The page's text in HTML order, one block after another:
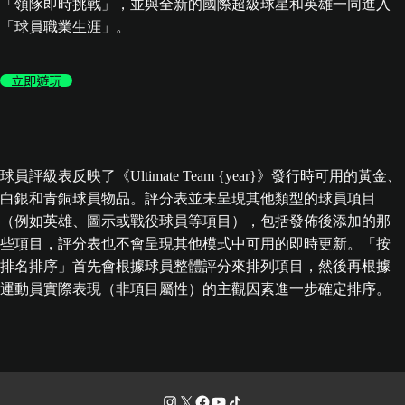
「領隊即時挑戰」，並與全新的國際超級球星和英雄一同進入
「球員職業生涯」。
立即遊玩
球員評級表反映了《Ultimate Team {year}》發行時可用的黃金、
白銀和青銅球員物品。評分表並未呈現其他類型的球員項目
（例如英雄、圖示或戰役球員等項目），包括發佈後添加的那
些項目，評分表也不會呈現其他模式中可用的即時更新。「按
排名排序」首先會根據球員整體評分來排列項目，然後再根據
運動員實際表現（非項目屬性）的主觀因素進一步確定排序。